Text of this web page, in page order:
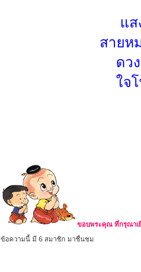
แ
สายห
ดว
ใจ
ขอบพระคุณ ที่กรุณาเ
ข้อความนี้ มี 6 สมาชิก มาชื่นชม